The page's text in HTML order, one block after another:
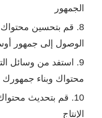
الجمهور
الوصول إلى جمهور
استفد من وسائل
محتواك وبناء جمهورك
قم بتحديث
الإنتاج